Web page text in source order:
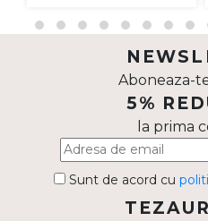
Aboneaza-
5%
la prima
Sunt de acord cu